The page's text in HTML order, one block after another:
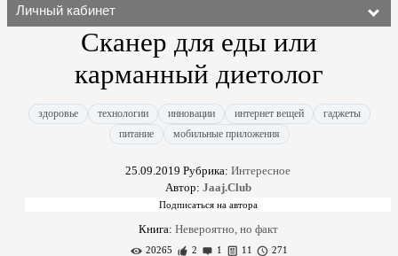
Личный кабинет
Сканер для еды или
карманный диетолог
здоровье технологии инновации интернет вещей
гаджеты
питание
мобильные приложения
25.09.2019 Рубрика: Интересное
Автор: Jaaj.Club
Книга: Невероятно, но факт
20265 2 1 11 271